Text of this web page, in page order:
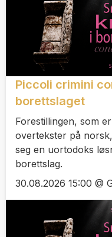
Piccoli crimini
borettslaget
Forestillingen, som
overtekster på
seg en uortodoks
borettslag.
30.08.2026 15:00 @